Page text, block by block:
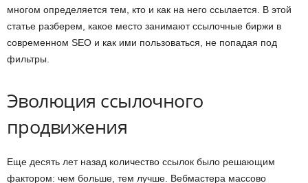
многом определяется тем, кто и как на него ссылается. В этой
статье разберем, какое место занимают ссылочные биржи в
современном SEO и как ими пользоваться, не попадая под
фильтры.
Эволюция ссылочного
продвижения
Еще десять лет назад количество ссылок было решающим
фактором: чем больше, тем лучше. Вебмастера массово